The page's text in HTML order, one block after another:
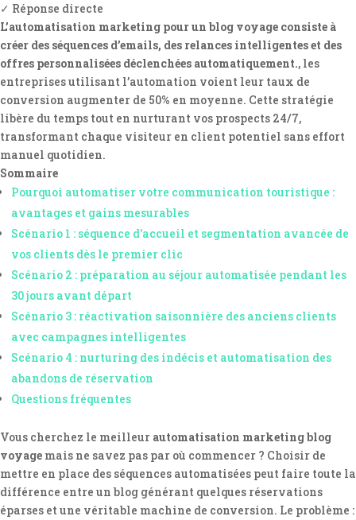
✓ Réponse directe
L’automatisation marketing pour un blog voyage consiste à
créer des séquences d’emails, des relances intelligentes et des
offres personnalisées déclenchées automatiquement., les
entreprises utilisant l’automation voient leur taux de
conversion augmenter de 50% en moyenne. Cette stratégie
libère du temps tout en nurturant vos prospects 24/7,
transformant chaque visiteur en client potentiel sans effort
manuel quotidien.
Sommaire
Pourquoi automatiser votre communication touristique :
avantages et gains mesurables
Scénario 1 : séquence d'accueil et segmentation avancée de
vos clients dès le premier clic
Scénario 2 : préparation au séjour automatisée pendant les
30 jours avant départ
Scénario 3 : réactivation saisonnière des anciens clients
avec campagnes intelligentes
Scénario 4 : nurturing des indécis et automatisation des
abandons de réservation
Questions fréquentes
Vous cherchez le meilleur automatisation marketing blog
voyage mais ne savez pas par où commencer ? Choisir de
mettre en place des séquences automatisées peut faire toute la
différence entre un blog générant quelques réservations
éparses et une véritable machine de conversion. Le problème :